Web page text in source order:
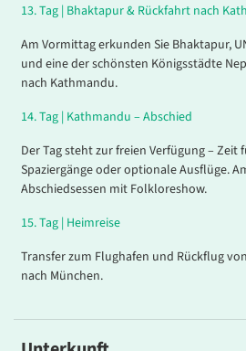
13.Tag | Bhaktapur & Rückfahrt nach
Am Vormittag erkunden Sie Bhaktapur,
und eine der schönsten Königsstädte
nach Kathmandu.
14.Tag | Kathmandu – Abschied
Der Tag steht zur freien Verfügung – Zeit
Spaziergänge oder optionale Ausflüge.
Abschiedsessen mit Folkloreshow.
15.Tag | Heimreise
Transfer zum Flughafen und Rückflug
nach München.